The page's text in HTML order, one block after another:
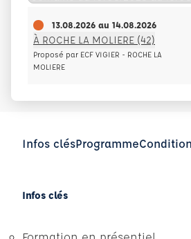
13.08.2026 au 14.08.2026
À ROCHE LA MOLIERE (42)
Proposé par ECF VIGIER - ROCHE LA
MOLIERE
Infos clésProgramme
Infos clés